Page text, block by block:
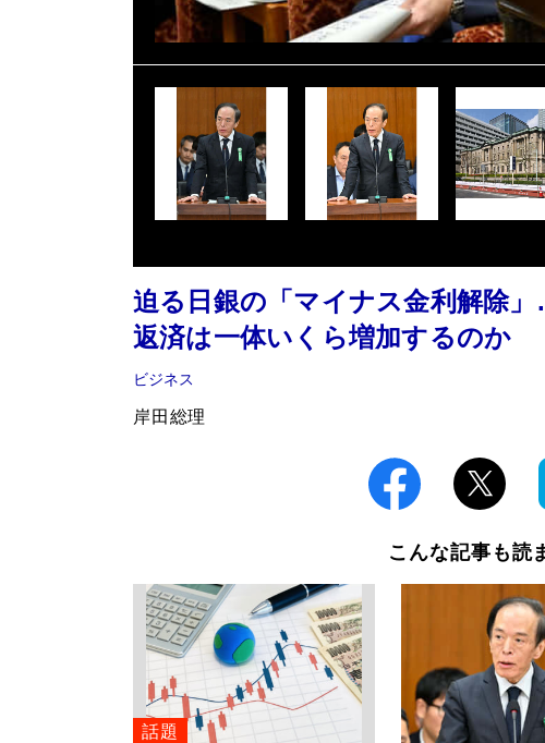
迫る日銀の「マイナス金利解除
返済は一体いくら増加するのか
ビジネス
岸田総理
こんな記事も読
話題